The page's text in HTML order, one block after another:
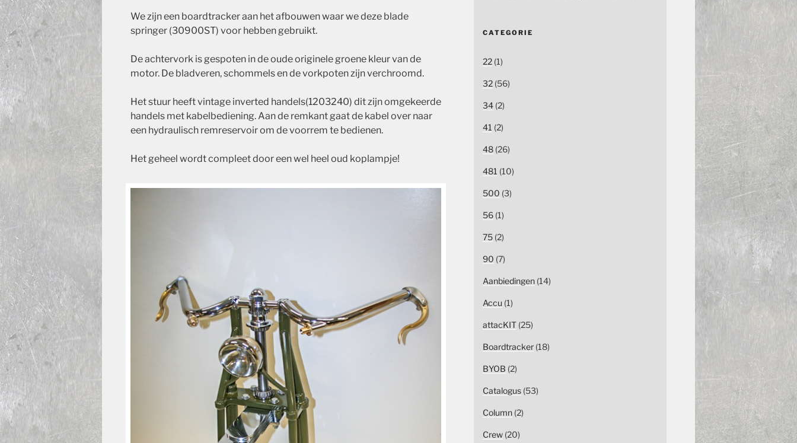
We zijn een boardtracker aan het afbouwen waar we deze blade
springer (30900ST) voor hebben gebruikt.
De achtervork is gespoten in de oude originele groene kleur van de
motor. De bladveren, schommels en de vorkpoten zijn verchroomd.
Het stuur heeft vintage inverted handels(1203240) dit zijn omgekeerde
handels met kabelbediening. Aan de remkant gaat de kabel over naar
een hydraulisch remreservoir om de voorrem te bedienen.
Het geheel wordt compleet door een wel heel oud koplampje!
CATEGORIE
22(1)
32(56)
34(2)
41 (2)
48(26)
481 (10)
500 (3)
56(1)
75(2)
90 (7)
Aanbiedingen(14)
Accu (1)
attacKIT(25)
Boardtracker(18)
BYOB (2)
Catalogus(53)
Column(2)
Crew(20)